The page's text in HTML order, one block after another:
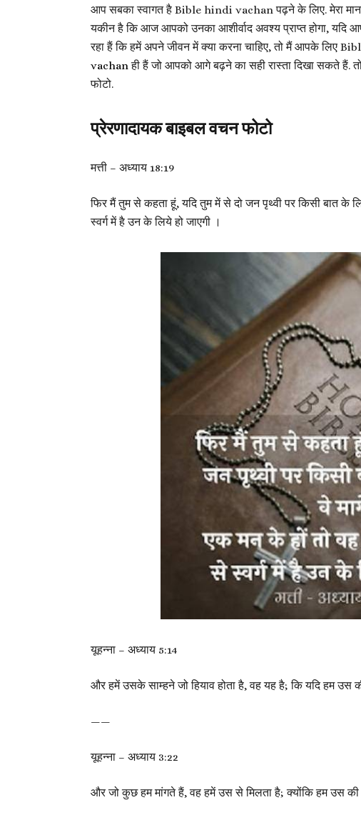
आप सबका स्वागत है Bible hindi vachan पढ़ने के लिए. मेरा
यकीन है कि आज आपको उनका आशीर्वाद अवश्य प्राप्त होगा, यदि
रहा हैं कि हमें अपने जीवन में क्या करना चाहिए, तो मैं आपके
vachanही हैं जो आपको आगे बढ़ने का सही रास्ता दिखा सकते हैं.
फोटो.
प्रेरणादायक बाइबल वचन फोटो
मत्ती – अध्याय 18:19
फिर मैं तुम से कहता हूं, यदि तुम में से दो जन पृथ्वी पर किसी बात के
स्वर्ग में है उन के लिये हो जाएगी ।
यूहन्ना – अध्याय 5:14
और हमें उसके साम्हने जो हियाव होता है, वह यह है; कि यदि हम उस
——
यूहन्ना – अध्याय 3:22
और जो कुछ हम मांगते हैं, वह हमें उस से मिलता है; क्योंकि हम उस